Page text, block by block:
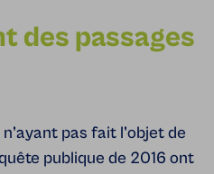
des passages
pas fait l’objet de
publique de 2016 ont